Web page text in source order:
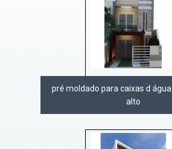
pré moldado para caixas d
alto